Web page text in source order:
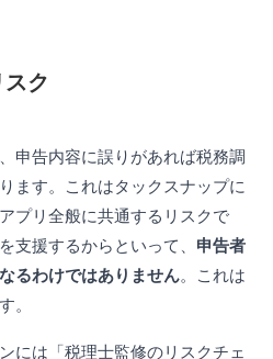
ク
申告内容に誤りがあれば税務調
ます。これはタックスナップに
プリ全般に共通するリスクで
支援するからといって、 申告者
るわけではありません。これは
。
には「税理士監修のリスクチェ